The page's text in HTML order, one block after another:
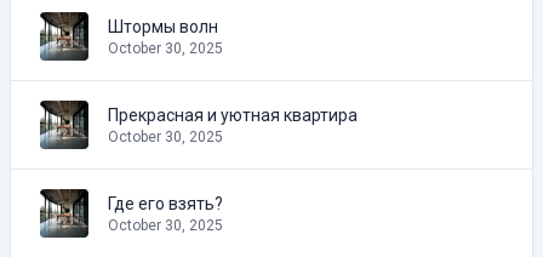
Штормы волн
October 30, 2025
Прекрасная и уютная квартира
October 30, 2025
Где его взять?
October 30, 2025